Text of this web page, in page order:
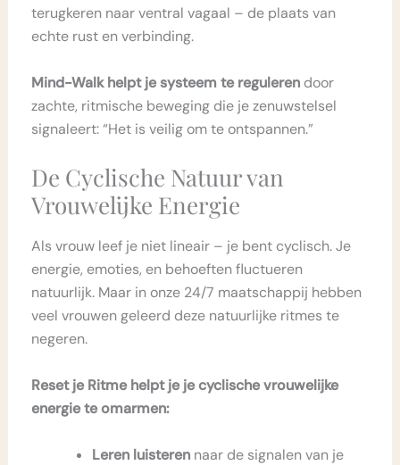
terugkeren naar ventral vagaal – de plaats van
echte rust en verbinding.
Mind-Walk helpt je systeem te regulerendoor
zachte, ritmische beweging die je zenuwstelsel
signaleert: “Het is veilig om te ontspannen.”
De Cyclische Natuur van
Vrouwelijke Energie
Als vrouw leef je niet lineair – je bent cyclisch. Je
energie, emoties, en behoeften fluctueren
natuurlijk. Maar in onze 24/7 maatschappij hebben
veel vrouwen geleerd deze natuurlijke ritmes te
negeren.
Reset je Ritme helpt je je cyclische vrouwelijke
energie te omarmen:
Leren luisterennaar de signalen van je